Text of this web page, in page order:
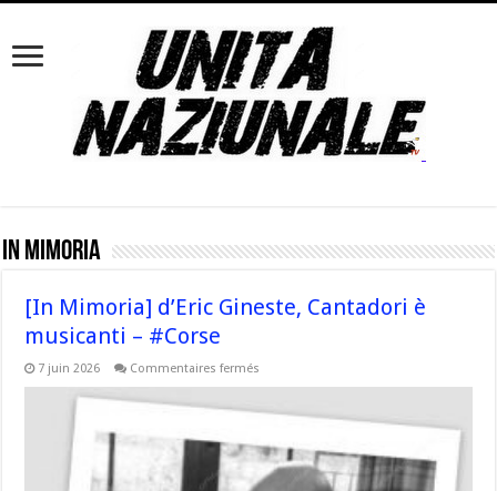
In Mimoria
[In Mimoria] d’Eric Gineste, Cantadori è
musicanti – #Corse
7 juin 2026 Commentaires fermés
d’Eric
è
musicanti
–